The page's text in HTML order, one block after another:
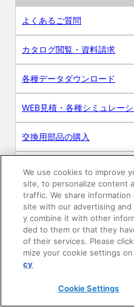
よくあるご質問
カタログ閲覧・資料請求
各種データダウンロード
WEB見積・各種シミュレー
交換用部品の購入
お問い合わせ
ログイン
建築・設計関係者様向けサイ
We use cookies to improve
site, to personalize content
traffic. We share
site with our advertising
y combine it with other
ded to them or that they
of their services. Please
mize your cookie settings
cy
Cookie Settings